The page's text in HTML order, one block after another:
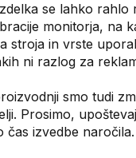
se lahko rahlo
monitorja, na
stroja in vrste
ni razlog za
smo tudi
Prosimo,
čas izvedbe naročila.